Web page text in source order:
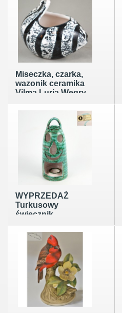
Miseczka, czarka,
wazonik ceramika
Vilma Luria Węgry
WYPRZEDAŻ
Turkusowy
świecznik
Dybisewszky
Węgry lata 60te